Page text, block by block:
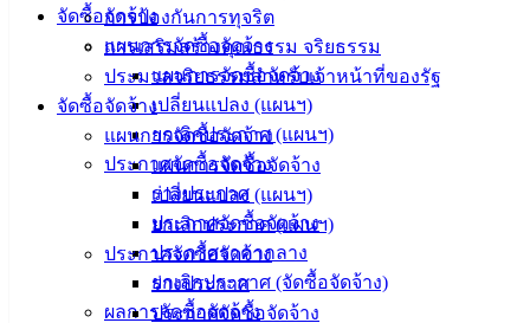
จัดซื้อจัดจ้าง
แผนการจัดซื้อจัดจ้าง
แผนการจัดซื้อจัดจ้าง
เปลี่ยนแปลง (แผนฯ)
ยกเลิกประกาศ (แผนฯ)
ประกาศจัดซื้อจัดจ้าง
ร่างประกาศ
ประกาศจัดซื้อจัดจ้าง
ประกาศราคากลาง
ยกเลิกประกาศ (จัดซื้อจัดจ้าง)
ผลการจัดซื้อจัดจ้าง
การป้องกันการทุจริต
การเสริมสร้างคุณธรรม จริยธรรม
ประมวลจริยธรรมสำหรับเจ้าหน้าที่ของรัฐ
จัดซื้อจัดจ้าง
แผนการจัดซื้อจัดจ้าง
แผนการจัดซื้อจัดจ้าง
เปลี่ยนแปลง (แผนฯ)
ยกเลิกประกาศ (แผนฯ)
ประกาศจัดซื้อจัดจ้าง
ร่างประกาศ
ประกาศจัดซื้อจัดจ้าง
ติดต่อ
เทศบาล
ผู้บริหาร